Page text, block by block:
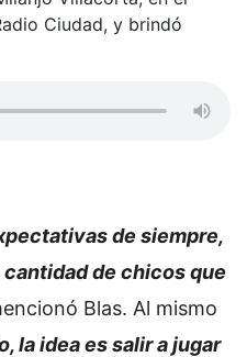
Ciudad, y brindó
de siempre,
de chicos que
Blas. Al mismo
la idea es salir a jugar